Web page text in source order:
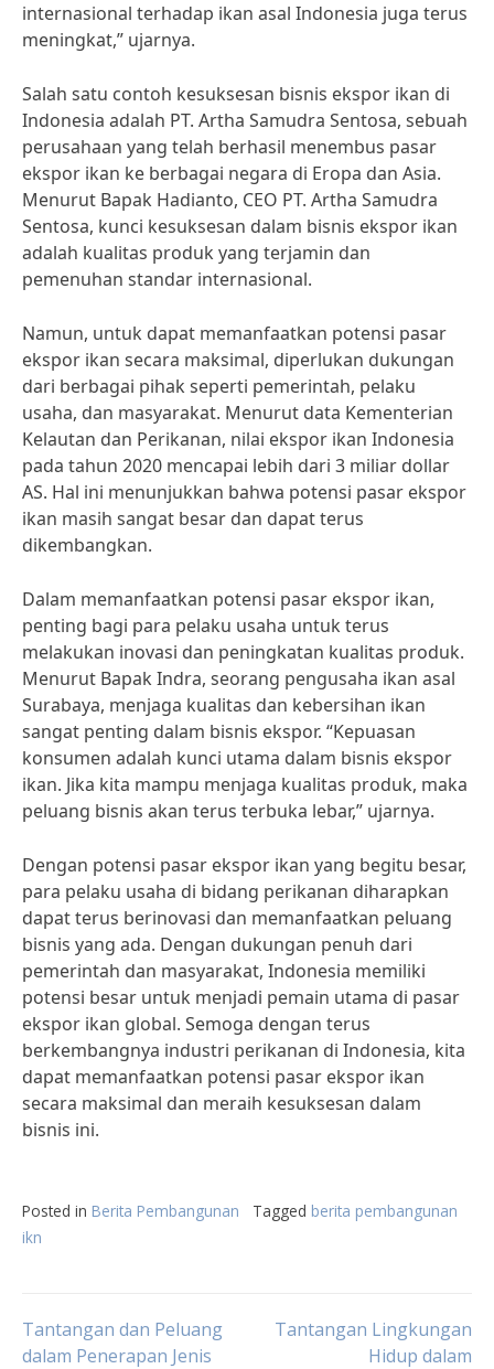
internasional terhadap ikan asal Indonesia juga terus
meningkat,” ujarnya.
Salah satu contoh kesuksesan bisnis ekspor ikan di
Indonesia adalah PT. Artha Samudra Sentosa, sebuah
perusahaan yang telah berhasil menembus pasar
ekspor ikan ke berbagai negara di Eropa dan Asia.
Menurut Bapak Hadianto, CEO PT. Artha Samudra
Sentosa, kunci kesuksesan dalam bisnis ekspor ikan
adalah kualitas produk yang terjamin dan
pemenuhan standar internasional.
Namun, untuk dapat memanfaatkan potensi pasar
ekspor ikan secara maksimal, diperlukan dukungan
dari berbagai pihak seperti pemerintah, pelaku
usaha, dan masyarakat. Menurut data Kementerian
Kelautan dan Perikanan, nilai ekspor ikan Indonesia
pada tahun 2020 mencapai lebih dari 3 miliar dollar
AS. Hal ini menunjukkan bahwa potensi pasar ekspor
ikan masih sangat besar dan dapat terus
dikembangkan.
Dalam memanfaatkan potensi pasar ekspor ikan,
penting bagi para pelaku usaha untuk terus
melakukan inovasi dan peningkatan kualitas produk.
Menurut Bapak Indra, seorang pengusaha ikan asal
Surabaya, menjaga kualitas dan kebersihan ikan
sangat penting dalam bisnis ekspor. “Kepuasan
konsumen adalah kunci utama dalam bisnis ekspor
ikan. Jika kita mampu menjaga kualitas produk, maka
peluang bisnis akan terus terbuka lebar,” ujarnya.
Dengan potensi pasar ekspor ikan yang begitu besar,
para pelaku usaha di bidang perikanan diharapkan
dapat terus berinovasi dan memanfaatkan peluang
bisnis yang ada. Dengan dukungan penuh dari
pemerintah dan masyarakat, Indonesia memiliki
potensi besar untuk menjadi pemain utama di pasar
ekspor ikan global. Semoga dengan terus
berkembangnya industri perikanan di Indonesia, kita
dapat memanfaatkan potensi pasar ekspor ikan
secara maksimal dan meraih kesuksesan dalam
bisnis ini.
Posted in Berita Pembangunan Tagged berita pembangunan
ikn
Post
Tantangan dan Peluang
dalam Penerapan Jenis
Tantangan Lingkungan
Hidup dalam